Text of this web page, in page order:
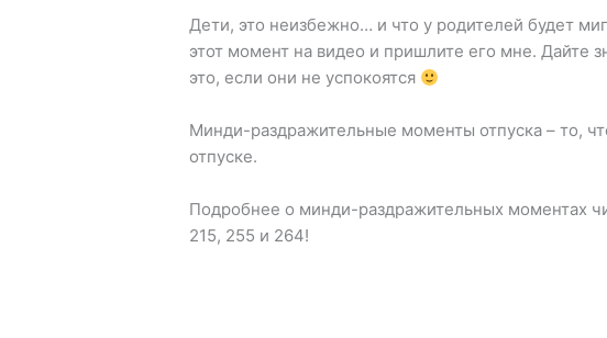
Дети, это неизбежно… и что у родителей будет
этот момент на видео и пришлите его мне. Дайте
это, если они не успокоятся
Минди-раздражительные моменты отпуска – то,
отпуске.
Подробнее о минди-раздражительных моментах
215, 255 и 264!